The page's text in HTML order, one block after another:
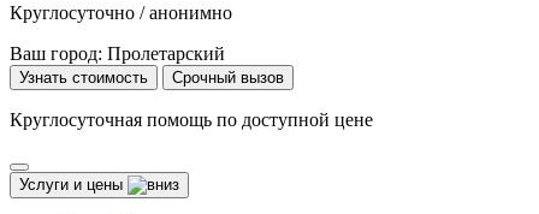
Круглосуточно / анонимно
Ваш город: Пролетарский
Узнать стоимость Срочный вызов
Круглосуточная помощь по доступной цене
Услуги и цены